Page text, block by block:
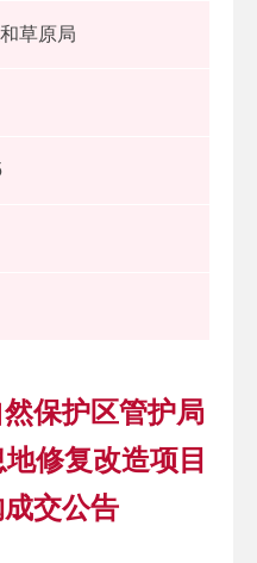
草原局
保护区管护局
修复改造项目
交公告